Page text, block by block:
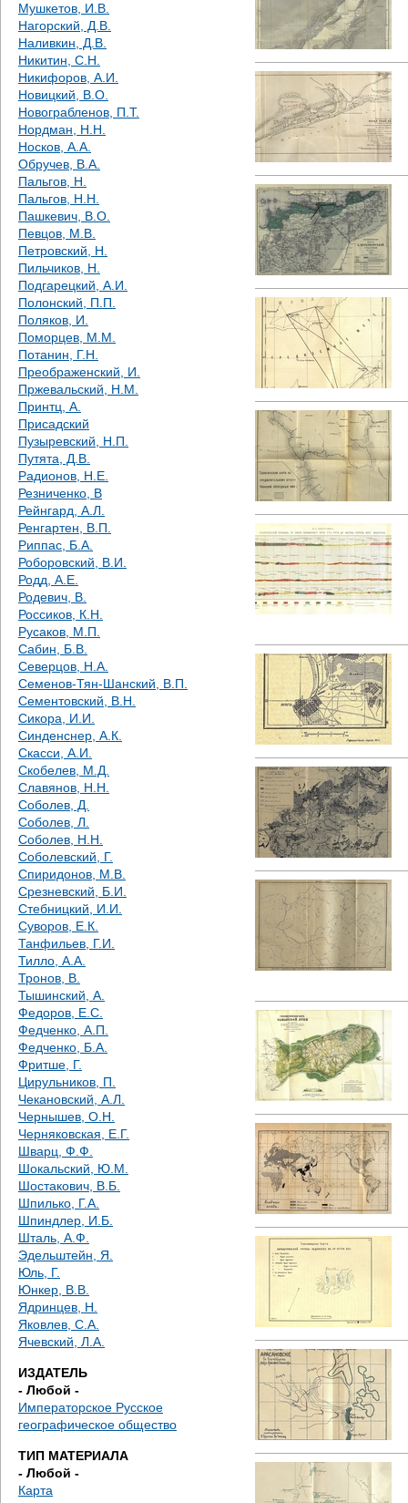
Мушкетов, И.В.
Нагорский, Д.В.
Наливкин, Д.В.
Никитин, С.Н.
Никифоров, А.И.
Новицкий, В.О.
Новограбленов, П.Т.
Нордман, Н.Н.
Носков, А.А.
Обручев, В.А.
Пальгов, Н.
Пальгов, Н.Н.
Пашкевич, В.О.
Певцов, М.В.
Петровский, Н.
Пильчиков, Н.
Подгарецкий, А.И.
Полонский, П.П.
Поляков, И.
Поморцев, М.М.
Потанин, Г.Н.
Преображенский, И.
Пржевальский, Н.М.
Принтц, А.
Присадский
Пузыревский, Н.П.
Путята, Д.В.
Радионов, Н.Е.
Резниченко, В
Рейнгард, А.Л.
Ренгартен, В.П.
Риппас, Б.А.
Роборовский, В.И.
Родд, А.Е.
Родевич, В.
Россиков, К.Н.
Русаков, М.П.
Сабин, Б.В.
Северцов, Н.А.
Семенов-Тян-Шанский, В.П.
Сементовский, В.Н.
Сикора, И.И.
Синденснер, А.К.
Скасси, А.И.
Скобелев, М.Д.
Славянов, Н.Н.
Соболев, Д.
Соболев, Л.
Соболев, Н.Н.
Соболевский, Г.
Спиридонов, М.В.
Срезневский, Б.И.
Стебницкий, И.И.
Суворов, Е.К.
Танфильев, Г.И.
Тилло, А.А.
Тронов, В.
Тышинский, А.
Федоров, Е.С.
Федченко, А.П.
Федченко, Б.А.
Фритше, Г.
Цирульников, П.
Чекановский, А.Л.
Чернышев, О.Н.
Черняковская, Е.Г.
Шварц, Ф.Ф.
Шокальский, Ю.М.
Шостакович, В.Б.
Шпилько, Г.А.
Шпиндлер, И.Б.
Шталь, А.Ф.
Эдельштейн, Я.
Юль, Г.
Юнкер, В.В.
Ядринцев, Н.
Яковлев, С.А.
Ячевский, Л.А.
ИЗДАТЕЛЬ
- Любой -
Императорское Русское
географическое общество
ТИП МАТЕРИАЛА
- Любой -
Карта